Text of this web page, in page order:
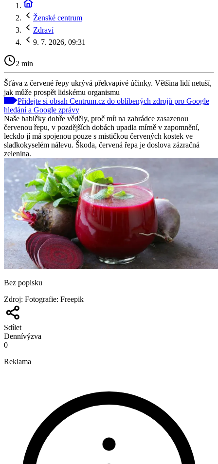
Ženské centrum
Zdraví
9. 7. 2026, 09:31
2 min
Šťáva z červené řepy ukrývá překvapivé účinky. Většina lidí netuší,
jak může prospět lidskému organismu
Přidejte si obsah Centrum.cz do oblíbených zdrojů pro Google
hledání a Google zprávy
Naše babičky dobře věděly, proč mít na zahrádce zasazenou
červenou řepu, v pozdějších dobách upadla mírně v zapomnění,
leckdo jí má spojenou pouze s mističkou červených kostek ve
sladkokyselém nálevu. Škoda, červená řepa je doslova zázračná
zelenina.
Bez popisku
Zdroj: Fotografie: Freepik
Sdílet
Dennívýzva
0
Reklama